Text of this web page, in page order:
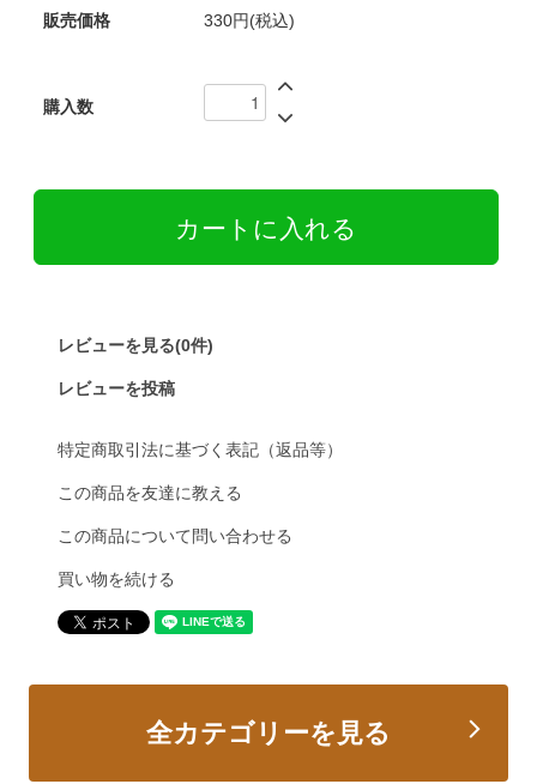
販売価格 330円(税込)
購入数
レビューを見る(0件)
レビューを投稿
特定商取引法に基づく表記（返品等）
この商品を友達に教える
この商品について問い合わせる
買い物を続ける
全カテゴリーを見る